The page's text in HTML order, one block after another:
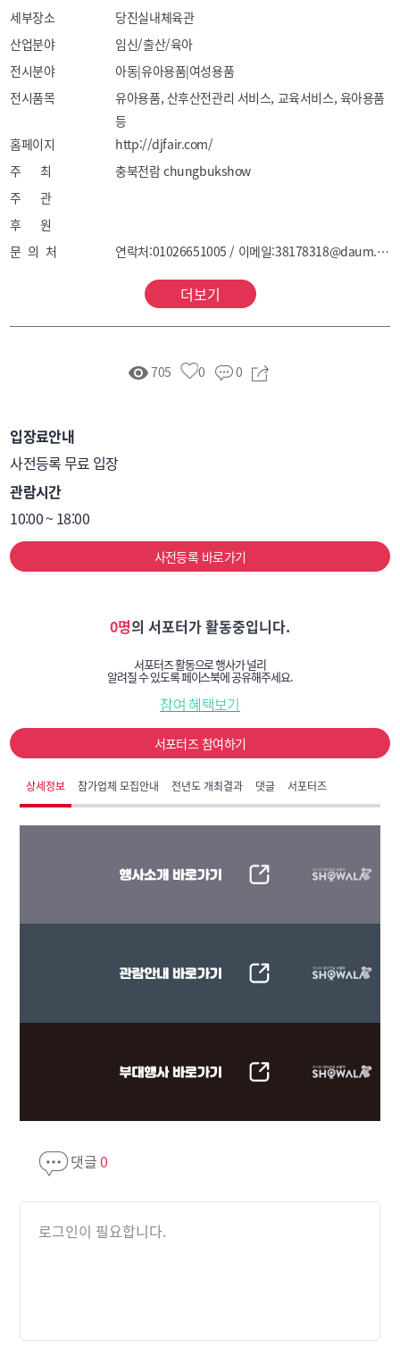
세부장소
당진실내체육관
산업분야
임신/출산/육아
전시분야
아동|유아용품|여성용품
전시품목
유아용품, 산후산전관리 서비스, 교육서비스, 육아용품
등
홈페이지
http://djfair.com/
주 최
충북전람 chungbukshow
주 관
후 원
문 의 처
연락처:01026651005 / 이메일:38178318@daum.net
더보기
705 0 0
입장료안내
사전등록 무료 입장
관람시간
10:00 ~ 18:00
사전등록 바로가기
0명의 서포터가 활동중입니다.
서포터즈 활동으로 행사가 널리
알려질 수 있도록 페이스북에 공유해주세요.
참여 혜택보기
서포터즈 참여하기
상세정보 참가업체 모집안내 전년도 개최결과 댓글 서포터즈
댓글0
로그인이 필요합니다.